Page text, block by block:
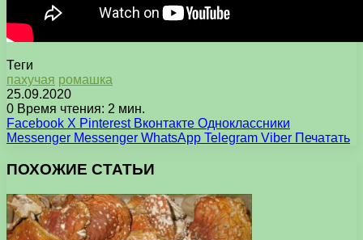
Теги
пахучая ромашка
25.09.2020
0 Время чтения: 2 мин.
Facebook X Pinterest Вконтакте Одноклассники
Messenger Messenger WhatsApp Telegram Viber Печатать
ПОХОЖИЕ СТАТЬИ